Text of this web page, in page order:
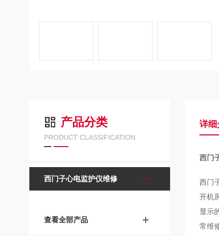
产品分类
PRODUCT CLASSIFICATION
西门子心电监护仪维修
查看全部产品
详细
西门
西门
开机
显示
常维